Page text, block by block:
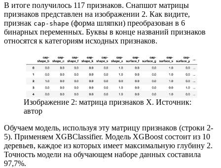
В итоге получилось 117 признаков. Снапшот матрицы
признаков представлен на изображении 2. Как видите,
признак cap-shape (форма шляпки) преобразован в 6
бинарных переменных. Буквы в конце названий признаков
относятся к категориям исходных признаков.
Изображение 2: матрица признаков X. Источник:
автор
Обучаем модель, используя эту матрицу признаков (строки 2-
5). Применяем XGBClassifier. Модель XGBoost состоит из 10
деревьев, каждое из которых имеет максимальную глубину 2.
Точность модели на обучающем наборе данных составила
97,7%.